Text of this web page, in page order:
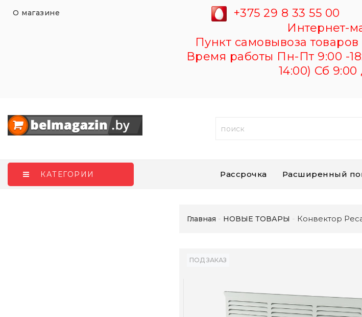
О магазине +375 29 8 33 55
Интернет-
Пункт самовывоза
Время работы Пн-Пт 9:00 -
14:00) Сб 9:00
КАТЕГОРИИ Рассрочка Расширенный
Главная НОВЫЕ ТОВАРЫ Конвектор
ПОД ЗАКАЗ